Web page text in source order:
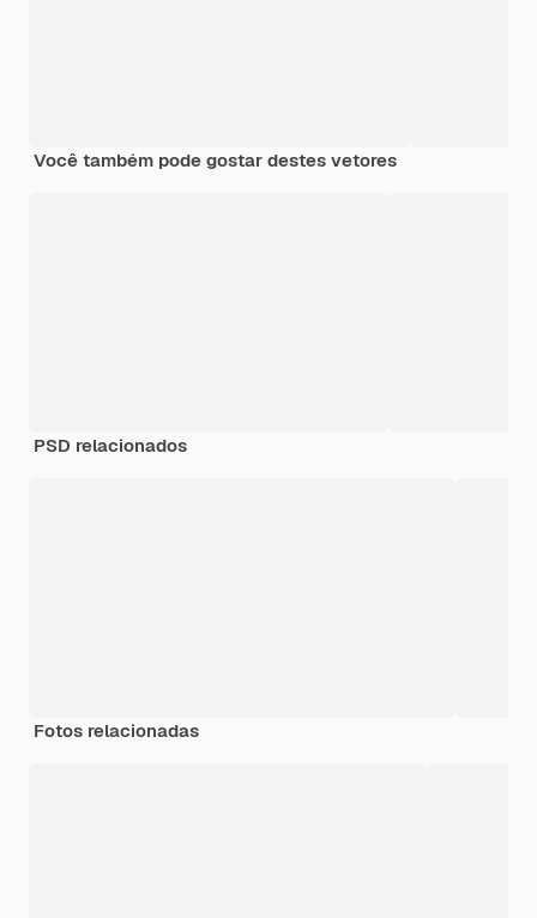
Você também pode gostar destes vetores
PSD relacionados
Fotos relacionadas